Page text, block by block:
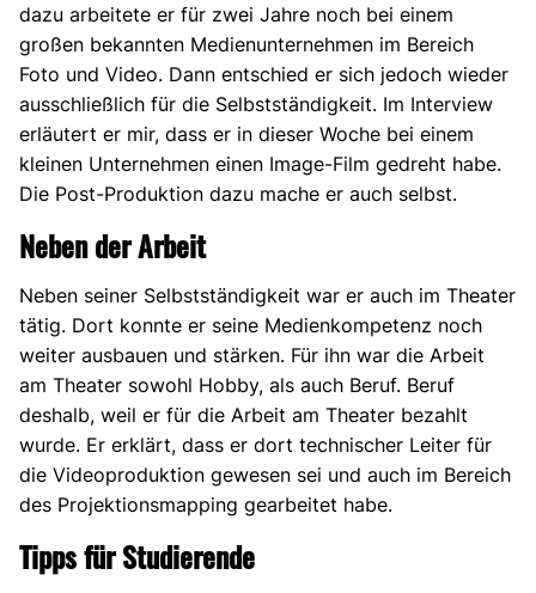
dazu arbeitete er für zwei Jahre noch bei einem
großen bekannten Medienunternehmen im Bereich
Foto und Video. Dann entschied er sich jedoch wieder
ausschließlich für die Selbstständigkeit. Im Interview
erläutert er mir, dass er in dieser Woche bei einem
kleinen Unternehmen einen Image-Film gedreht habe.
Die Post-Produktion dazu mache er auch selbst.
Neben der Arbeit
Neben seiner Selbstständigkeit war er auch im Theater
tätig. Dort konnte er seine Medienkompetenz noch
weiter ausbauen und stärken. Für ihn war die Arbeit
am Theater sowohl Hobby, als auch Beruf. Beruf
deshalb, weil er für die Arbeit am Theater bezahlt
wurde. Er erklärt, dass er dort technischer Leiter für
die Videoproduktion gewesen sei und auch im Bereich
des Projektionsmapping gearbeitet habe.
Tipps für Studierende